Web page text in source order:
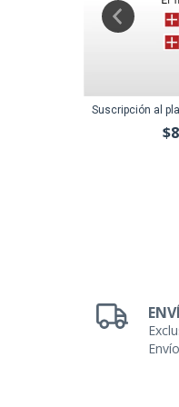
Suscripción al